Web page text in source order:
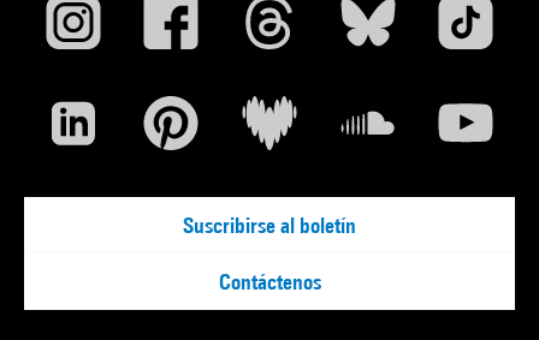
Suscribirse al boletín
Contáctenos